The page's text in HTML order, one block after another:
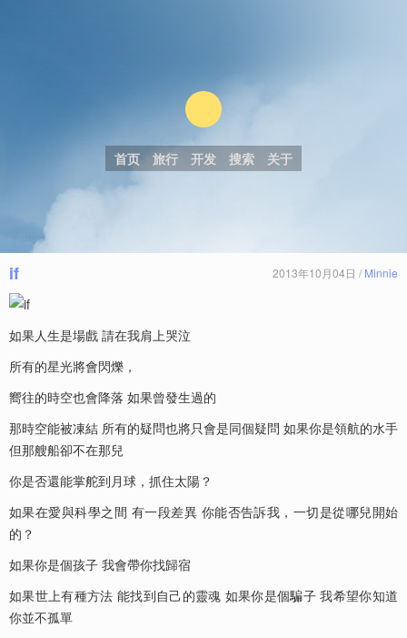
首页 旅行 开发 搜索 关于
if 2013年10月04日 / Minnie
如果人生是場戲 請在我肩上哭泣
所有的星光將會閃爍，
嚮往的時空也會降落 如果曾發生過的
那時空能被凍結 所有的疑問也將只會是同個疑問 如果你是領航的水手
但那艘船卻不在那兒
你是否還能掌舵到月球，抓住太陽？
如果在愛與科學之間 ​有一段差異 你能否告訴我，一切是從哪兒開始
的？
如果你是個孩子 我會帶你找歸宿
如果世上有種方法 能找到自己的靈魂 如果你是個騙子 我希望你知道
你並不孤單